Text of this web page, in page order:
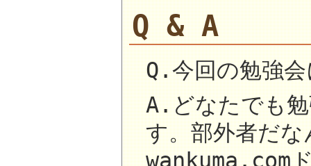
Q & A
Q.今回の勉強
A.どなたでも
す。部外者だ
wankuma.com